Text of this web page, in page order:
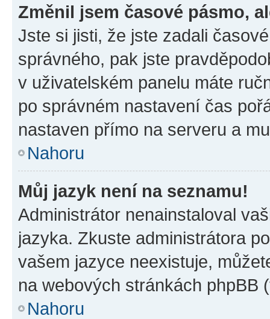
Změnil jsem časové pásmo,
Jste si jisti, že jste zadali
správného, pak jste
v uživatelském panelu máte
po správném nastavení čas
nastaven přímo na serveru a
Nahoru
Můj jazyk není na seznamu!
Administrátor nenainstaloval
jazyka. Zkuste administrátora
vašem jazyce neexistuje,
na webových stránkách phpBB
Nahoru